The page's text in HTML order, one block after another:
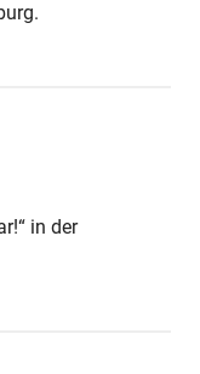
in der